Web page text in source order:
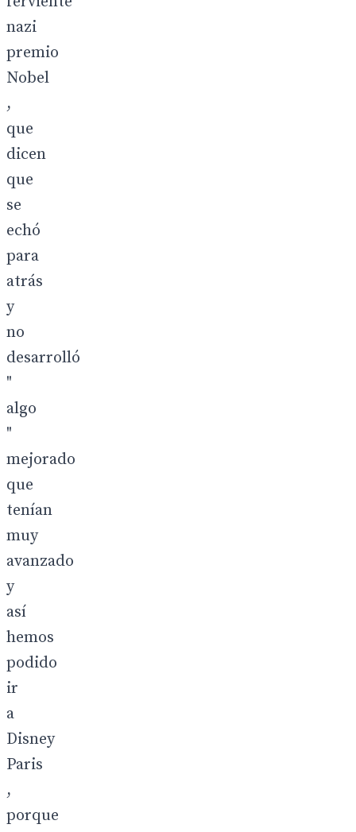
nazi
premio
Nobel
,
que
dicen
que
se
echó
para
atrás
y
no
desarrolló
"
algo
"
mejorado
que
tenían
muy
avanzado
y
así
hemos
podido
ir
a
Disney
Paris
,
porque